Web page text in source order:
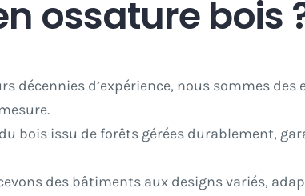
ossature bois
décennies d’expérience, nous sommes des
bois issu de forêts gérées durablement,
des bâtiments aux designs variés,